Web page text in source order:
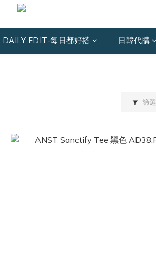
DAILY EDIT-每日都好搭 日韓代購
篩選